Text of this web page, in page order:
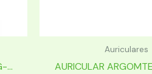
...
Auriculares
AURICULAR